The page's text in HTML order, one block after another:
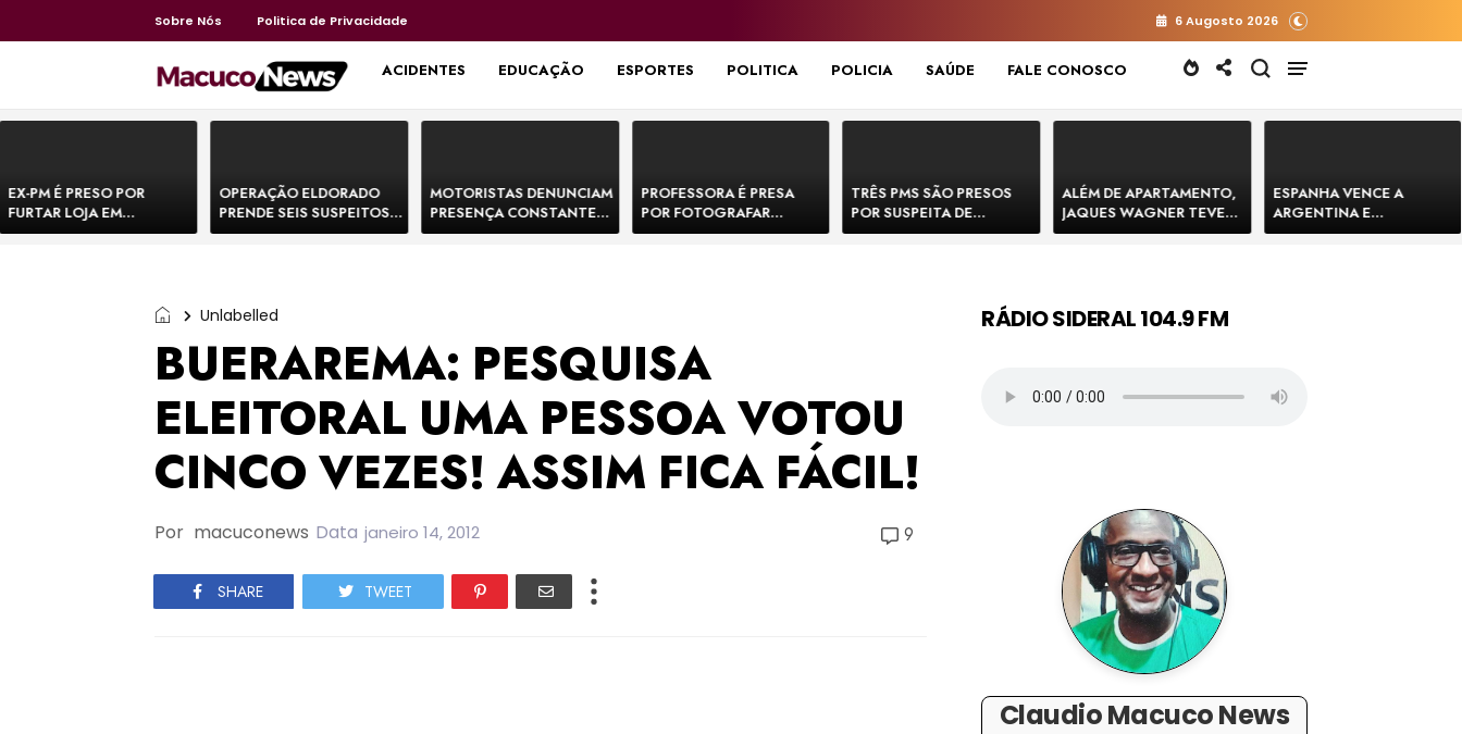
Sobre Nós Politica de Privacidade 6 Augosto 2026
HOME ACIDENTES EDUCAÇÃO ESPORTES POLITICA POLICIA SAÚDE FALE CONOSCO
EX-PM É PRESO POR
FURTAR LOJA EM
SHOPPING NA BAHIA E
OPERAÇÃO ELDORADO
PRENDE SEIS SUSPEITOS
DE MOVIMENTAR R$ 25
MOTORISTAS DENUNCIAM
PRESENÇA CONSTANTE
DE BOVINOS NA BR-330 E
PROFESSORA É PRESA
POR FOTOGRAFAR
PARTES ÍNTIMAS DE
TRÊS PMS SÃO PRESOS
POR SUSPEITA DE
EXECUTAR DOIS HOMENS
ALÉM DE APARTAMENTO,
JAQUES WAGNER TEVE
VENDA DE TERRENO PARA
ESPANHA VENCE A
ARGENTINA E
CONQUISTA A COPA DO
Unlabelled
BUERAREMA: PESQUISA
ELEITORAL UMA PESSOA VOTOU
CINCO VEZES! ASSIM FICA FÁCIL!
Por macuconews Data janeiro 14, 2012 9
SHARE TWEET
RÁDIO SIDERAL 104.9 FM
Claudio Macuco News